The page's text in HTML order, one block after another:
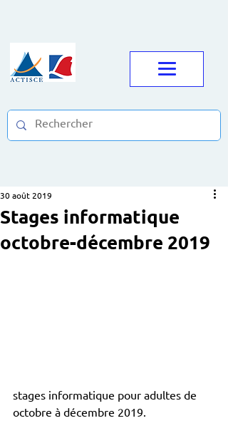
Stages informatique
octobre-décembre 2019
30 août 2019
stages informatique pour adultes de
octobre à décembre 2019.